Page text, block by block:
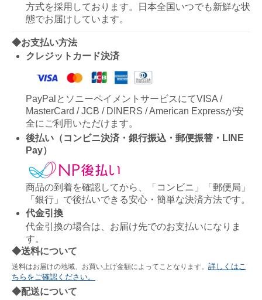
方式を採用しております。日本全国いつでも新鮮な状
態でお届けしています。
◆お支払い方法
クレジットカード決済
PayPalとソニーペイメントサービスにてVISA /
MasterCard / JCB / DINERS / American Expressが安
全にご利用いただけます。
後払い（コンビニ決済・銀行振込・郵便振替・LINE
Pay）
商品の到着を確認してから、「コンビニ」「郵便局」
「銀行」で後払いできる安心・簡単な決済方法です。
代金引換
代金引換の場合は、お届け先でのお支払いになりま
す。
◆送料について
送料はお届けの地域、お買い上げ金額によってことなります。 詳しくはこ
ちらをご確認ください。
◆配送について